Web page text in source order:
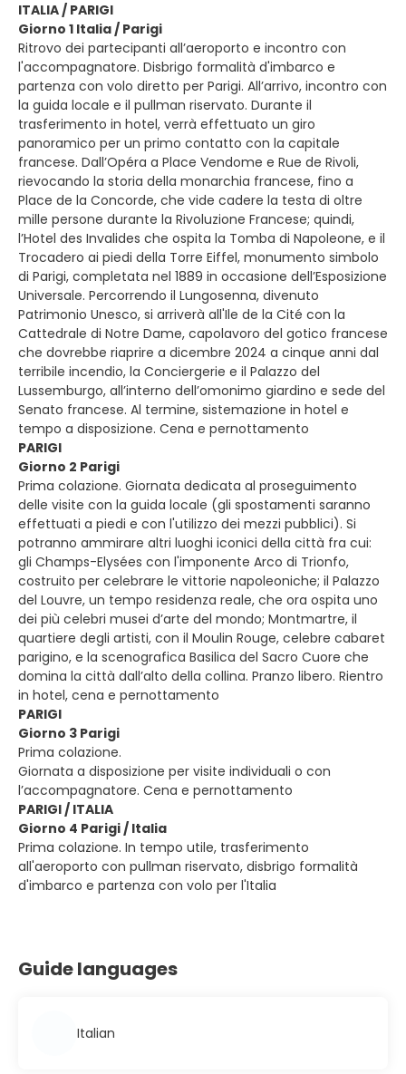
ITALIA / PARIGI
Giorno 1 Italia / Parigi
Ritrovo dei partecipanti all’aeroporto e incontro con
l'accompagnatore. Disbrigo formalità d'imbarco e
partenza con volo diretto per Parigi. All’arrivo, incontro con
la guida locale e il pullman riservato. Durante il
trasferimento in hotel, verrà effettuato un giro
panoramico per un primo contatto con la capitale
francese. Dall’Opéra a Place Vendome e Rue de Rivoli,
rievocando la storia della monarchia francese, fino a
Place de la Concorde, che vide cadere la testa di oltre
mille persone durante la Rivoluzione Francese; quindi,
l’Hotel des Invalides che ospita la Tomba di Napoleone, e il
Trocadero ai piedi della Torre Eiffel, monumento simbolo
di Parigi, completata nel 1889 in occasione dell’Esposizione
Universale. Percorrendo il Lungosenna, divenuto
Patrimonio Unesco, si arriverà all'Ile de la Cité con la
Cattedrale di Notre Dame, capolavoro del gotico francese
che dovrebbe riaprire a dicembre 2024 a cinque anni dal
terribile incendio, la Conciergerie e il Palazzo del
Lussemburgo, all’interno dell’omonimo giardino e sede del
Senato francese. Al termine, sistemazione in hotel e
tempo a disposizione. Cena e pernottamento
PARIGI
Giorno 2 Parigi
Prima colazione. Giornata dedicata al proseguimento
delle visite con la guida locale (gli spostamenti saranno
effettuati a piedi e con l'utilizzo dei mezzi pubblici). Si
potranno ammirare altri luoghi iconici della città fra cui:
gli Champs-Elysées con l'imponente Arco di Trionfo,
costruito per celebrare le vittorie napoleoniche; il Palazzo
del Louvre, un tempo residenza reale, che ora ospita uno
dei più celebri musei d’arte del mondo; Montmartre, il
quartiere degli artisti, con il Moulin Rouge, celebre cabaret
parigino, e la scenografica Basilica del Sacro Cuore che
domina la città dall’alto della collina. Pranzo libero. Rientro
in hotel, cena e pernottamento
PARIGI
Giorno 3 Parigi
Prima colazione.
Giornata a disposizione per visite individuali o con
l’accompagnatore. Cena e pernottamento
PARIGI / ITALIA
Giorno 4 Parigi / Italia
Prima colazione. In tempo utile, trasferimento
all'aeroporto con pullman riservato, disbrigo formalità
d'imbarco e partenza con volo per l'Italia
Guide languages
Italian